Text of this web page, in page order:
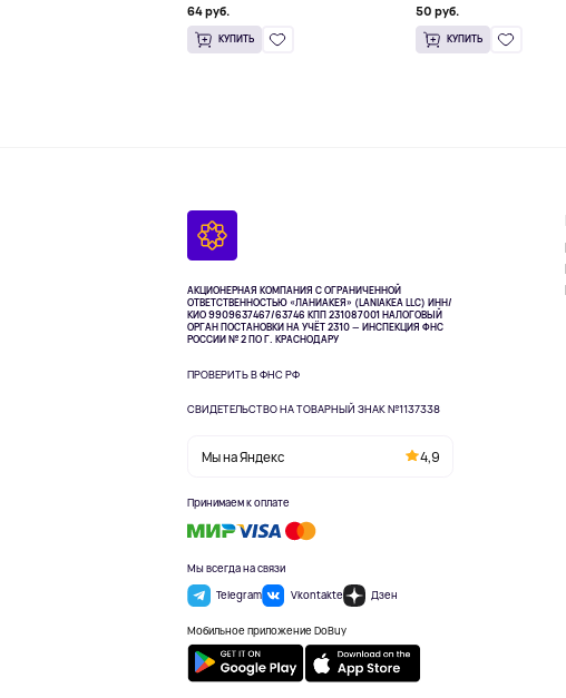
64 руб.
КУПИТЬ
50 руб.
КУПИТЬ
АКЦИОНЕРНАЯ КОМПАНИЯ С ОГРАНИЧЕННОЙ
ОТВЕТСТВЕННОСТЬЮ «ЛАНИАКЕЯ» (LANIAKEA LLC) ИНН/
КИО 9909637467/63746 КПП 231087001НАЛОГОВЫЙ
ОРГАН ПОСТАНОВКИ НА УЧЁТ 2310 — ИНСПЕКЦИЯ ФНС
РОССИИ № 2 ПО Г. КРАСНОДАРУ
ПРОВЕРИТЬ В ФНС РФ
СВИДЕТЕЛЬСТВО НА ТОВАРНЫЙ ЗНАК №1137338
Мы на Яндекс 4,9
Принимаем к оплате
Мы всегда на связи
Telegram
Vkontakte Дзен
Мобильное приложение DoBuy